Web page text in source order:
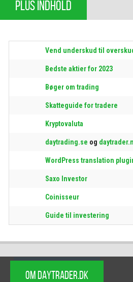
PLUS INDHOLD
Vend underskud til
Bedste aktier for 2023
Bøger om trading
Skatteguide for tradere
Kryptovaluta
daytrading.se og
WordPress translation
Saxo Investor
Coinisseur
Guide til investering
OM DAYTRADER.DK